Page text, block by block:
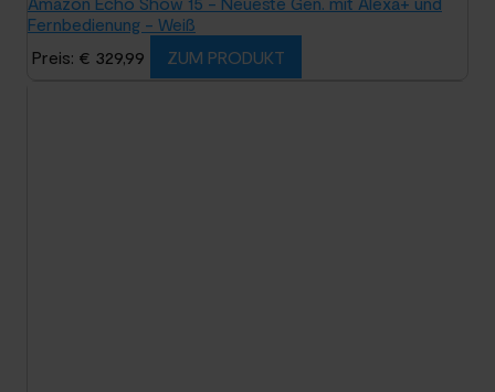
Fernbedienung - Weiß
Preis: € 329,99
ZUM PRODUKT